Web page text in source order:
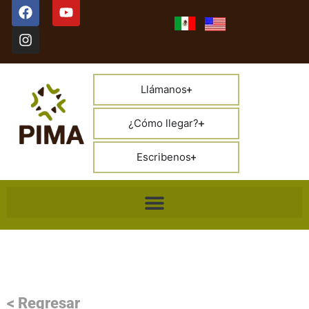
Llámanos
¿Cómo llegar?
Escribenos
< Regresar